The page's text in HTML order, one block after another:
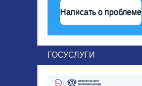
Написать о проблеме
ГОСУСЛУГИ